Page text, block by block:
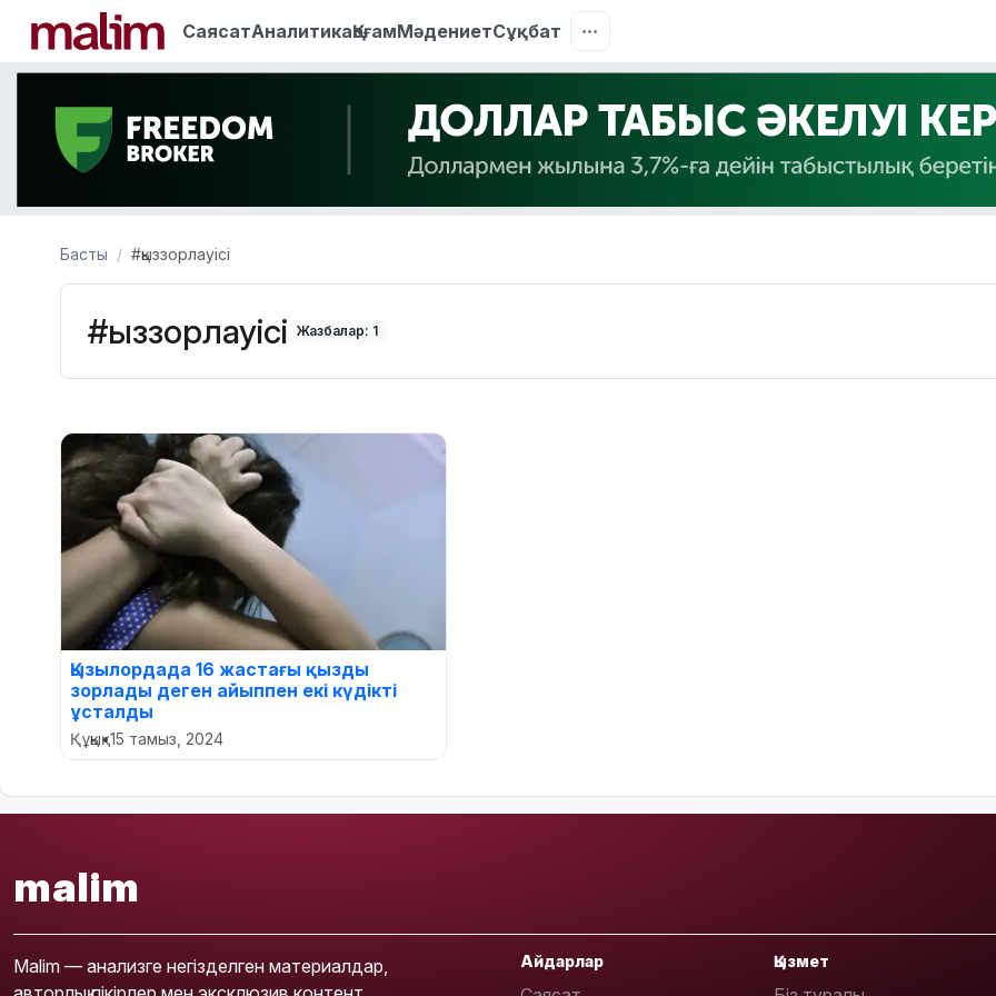
СаясатАналитикаҚоғамМәдениетСұқбат
Басты #қыззорлауісі
#қыззорлауісі Жазбалар: 1
Қызылордада 16 жастағы қызды
зорлады деген айыппен екі күдікті
ұсталды
Құқық•15 тамыз, 2024
malim
Malim — анализге негізделген материалдар,
Айдарлар Қызмет